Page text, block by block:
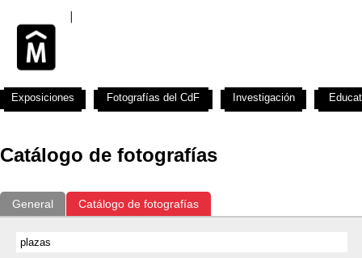
Catálogo de fotografías
General Catálogo de fotografías
Exposiciones Fotografías del CdF Investigación